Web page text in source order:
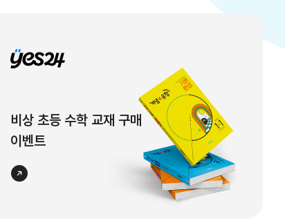
비상 초등 수학 교재 구매
이벤트